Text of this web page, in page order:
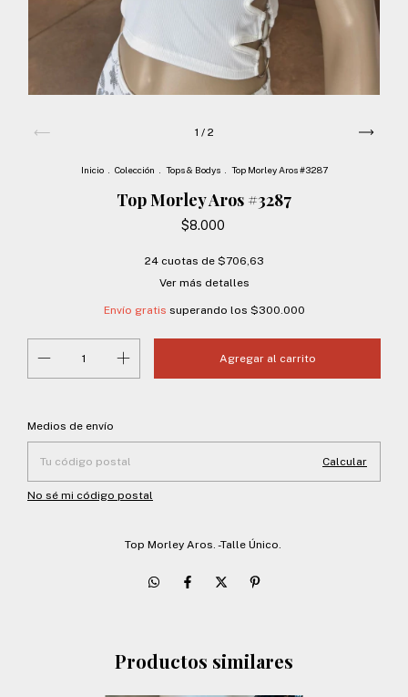
1 / 2
Inicio Colección Tops & Bodys Top Morley Aros #3287
Top Morley Aros #3287
$8.000
24 cuotas de $706,63
Ver más detalles
Envío gratis superando los $300.000
Entregas para el CP:
Medios de envío
Calcular
No sé mi código postal
Top Morley Aros. -Talle Único.
Productos similares